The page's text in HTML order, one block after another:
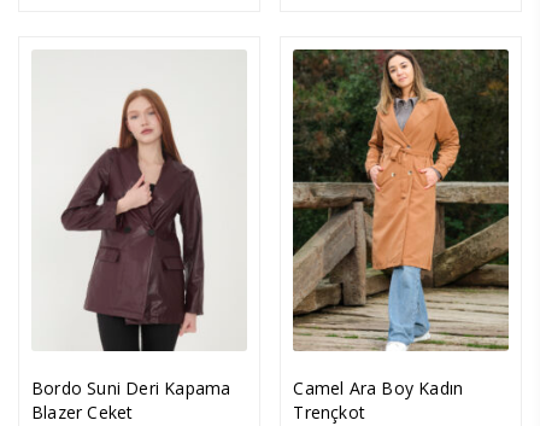
Bordo Suni Deri Kapama
Blazer Ceket
Camel Ara Boy Kadın
Trençkot